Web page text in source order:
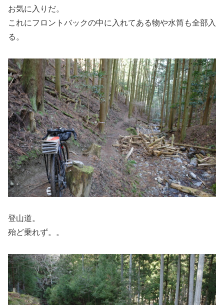
お気に入りだ。
これにフロントバックの中に入れてある物や水筒も全部入
る。
登山道。
殆ど乗れず。。